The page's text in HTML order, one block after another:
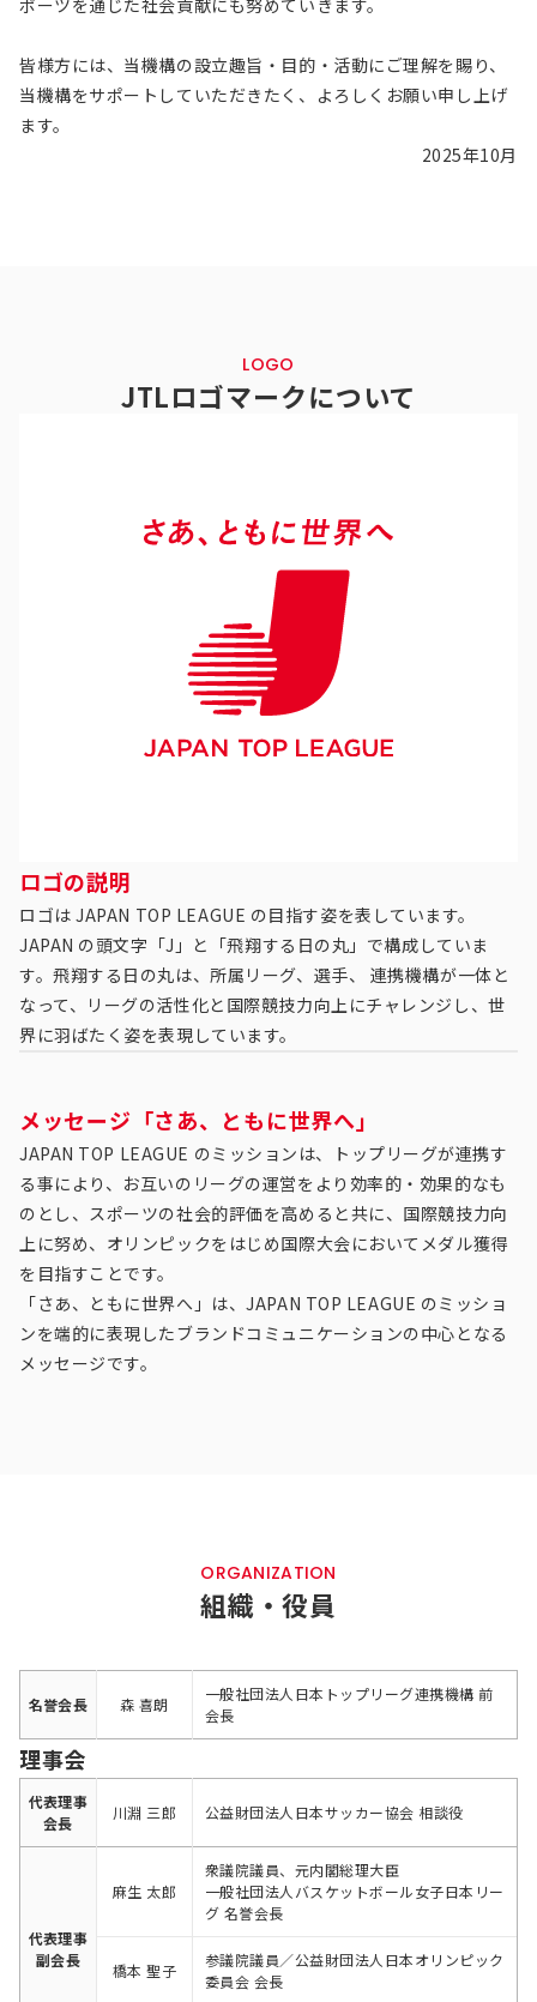
皆様方には、当機構の設立趣旨・目的・活動にご理解を賜り、
当機構をサポートしていただきたく、よろしくお願い申し上げ
ます。
2025年10月
LOGO
JTLロゴマークについて
ロゴの説明
ロゴは JAPAN TOP LEAGUE の目指す姿を表しています。
JAPAN の頭文字「J」と「飛翔する日の丸」で構成していま
す。飛翔する日の丸は、所属リーグ、選手、 連携機構が一体と
なって、リーグの活性化と国際競技力向上にチャレンジし、世
界に羽ばたく姿を表現しています。
メッセージ「さあ、ともに世界へ」
JAPAN TOP LEAGUE のミッションは、トップリーグが連携す
る事により、お互いのリーグの運営をより効率的・効果的なも
のとし、スポーツの社会的評価を高めると共に、国際競技力向
上に努め、オリンピックをはじめ国際大会においてメダル獲得
を目指すことです。
「さあ、ともに世界へ」は、JAPAN TOP LEAGUE のミッショ
ンを端的に表現したブランドコミュニケーションの中心となる
メッセージです。
ORGANIZATION
組織・役員
名誉会長 森 喜朗
一般社団法人日本トップリーグ連携機構 前
会長
理事会
代表理事
会長
川淵 三郎 公益財団法人日本サッカー協会 相談役
代表理事
副会長
麻生 太郎
衆議院議員、元内閣総理大臣
一般社団法人バスケットボール女子日本リー
グ 名誉会長
橋本 聖子
参議院議員／公益財団法人日本オリンピック
委員会 会長